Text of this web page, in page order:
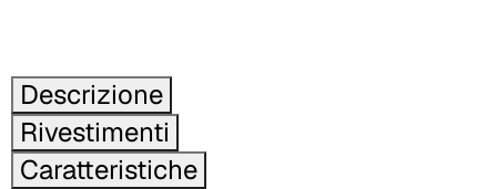
Descrizione
Rivestimenti
Caratteristiche